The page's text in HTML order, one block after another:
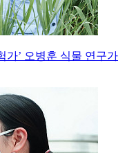
가’ 오병훈 식물 연구가